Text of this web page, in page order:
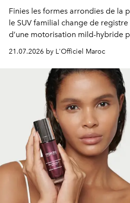
Finies les formes arrondies de la
le SUV familial change de
d’une motorisation mild-hybride
économe. à n’en pas douter, le
gagné en maturité.
21.07.2026 by L'Officiel Maroc